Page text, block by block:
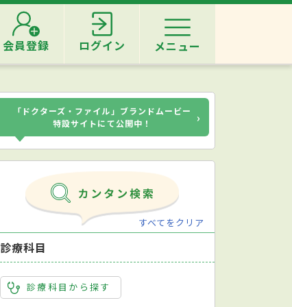
会員登録 ログイン メニュー
「ドクターズ・ファイル」ブランドムービー
特設サイトにて公開中！
›
すべてをクリア
診療科目
診療科目から探す